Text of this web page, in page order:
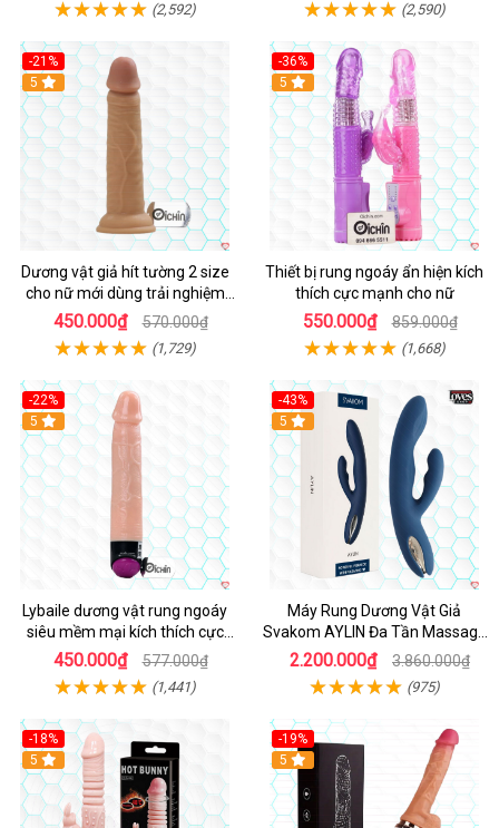
(2,592) (2,590)
-21%
Hot
5
Dương vật giả hít tường 2 size
cho nữ mới dùng trải nghiệm
thật
450.000₫ 570.000₫
(1,729)
-36%
Hot
5
Thiết bị rung ngoáy ẩn hiện kích
thích cực mạnh cho nữ
550.000₫ 859.000₫
(1,668)
-22%
Hot
5
Lybaile dương vật rung ngoáy
siêu mềm mại kích thích cực
mạnh
450.000₫ 577.000₫
(1,441)
-43%
Hot
5
Máy Rung Dương Vật Giả
Svakom AYLIN Đa Tần Massage
Sướng
2.200.000₫ 3.860.000₫
(975)
-18%
Hot
5
-19%
Hot
5